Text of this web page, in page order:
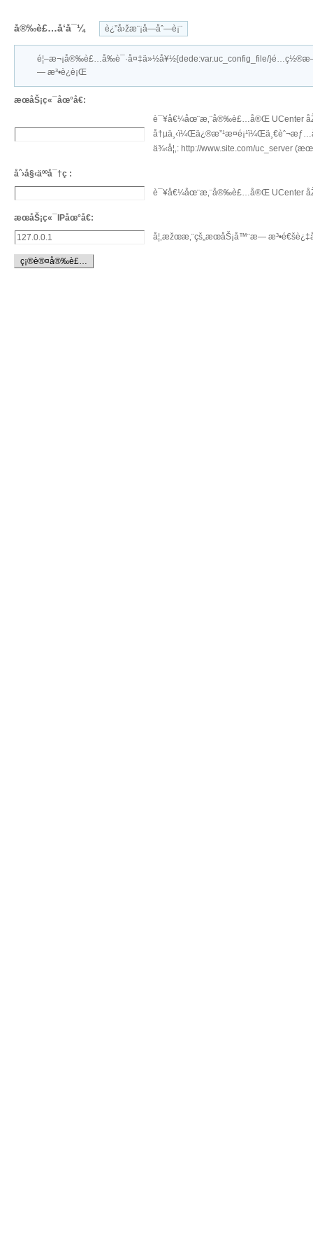
å®‰è£…å‘å¯¼ è¿”å›žæ¨¡å—åˆ—è¡¨
é¦–æ¬¡å®‰è£…å‰è¯·å¤‡ä»½å¥½{dede:var.uc_config_file/
— æ³•è¿è¡Œ
æœåŠ¡ç«¯åœ°å€:
è¯¥å€¼åœ¨æ‚¨å®‰è£…å®Œ UCenter
ä¾‹å¦‚: http://www.site.com/uc_server
åˆ›å§‹äººå¯†ç :
è¯¥å€¼åœ¨æ‚¨å®‰è£…å®Œ UCenter
æœåŠ¡ç«¯IPåœ°å€:
å¦‚æžœæ‚¨çš„æœåŠ¡å™¨æ—